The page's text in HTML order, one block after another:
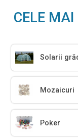
CELE MAI
Solarii
Mozaicuri
Poker